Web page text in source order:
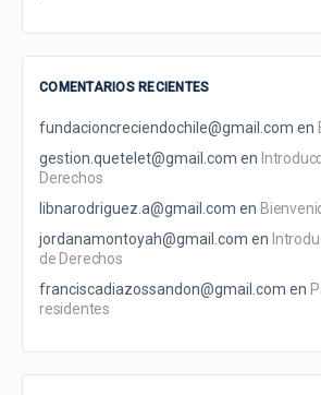
COMENTARIOS RECIENTES
fundacioncreciendochile@gmail.com en
gestion.quetelet@gmail.com en
Derechos
libnarodriguez.a@gmail.com en
jordanamontoyah@gmail.com en
de Derechos
franciscadiazossandon@gmail.com en
residentes